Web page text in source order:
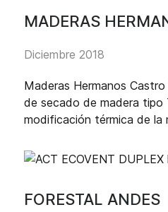
MADERAS
Diciembre 2018
Maderas Hermanos
de secado de madera tipo
modificación térmica de la
FORESTAL ANDES